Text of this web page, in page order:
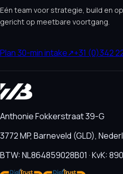
Eén team voor strategie, build en
gericht op meetbare voortgang.
Plan 30-min intake↗+31 (0)342
Anthonie Fokkerstraat 39-G
3772 MP, Barneveld (GLD),
BTW: NL864859028B01 · KvK: